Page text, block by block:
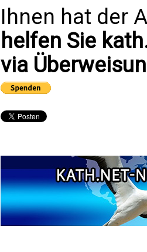
Ihnen hat der
helfen Sie
via